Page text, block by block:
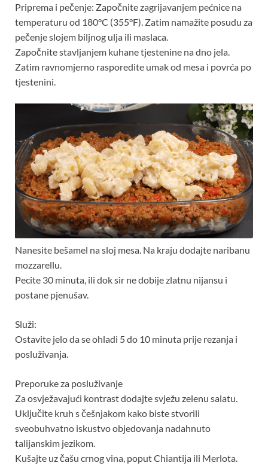
Priprema i pečenje: Započnite zagrijavanjem pećnice na
temperaturu od 180°C (355°F). Zatim namažite posudu za
pečenje slojem biljnog ulja ili maslaca.
Započnite stavljanjem kuhane tjestenine na dno jela.
Zatim ravnomjerno rasporedite umak od mesa i povrća po
tjestenini.
Nanesite bešamel na sloj mesa. Na kraju dodajte naribanu
mozzarellu.
Pecite 30 minuta, ili dok sir ne dobije zlatnu nijansu i
postane pjenušav.
Služi:
Ostavite jelo da se ohladi 5 do 10 minuta prije rezanja i
posluživanja.
Preporuke za posluživanje
Za osvježavajući kontrast dodajte svježu zelenu salatu.
Uključite kruh s češnjakom kako biste stvorili
sveobuhvatno iskustvo objedovanja nadahnuto
talijanskim jezikom.
Kušajte uz čašu crnog vina, poput Chiantija ili Merlota.